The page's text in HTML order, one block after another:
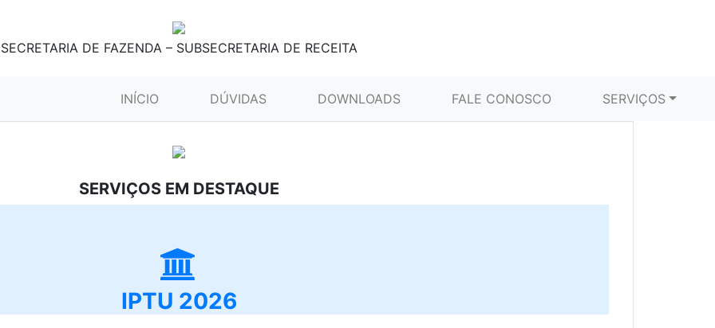
SECRETARIA DE FAZENDA – SUBSECRETARIA DE RECEITA
INÍCIO (CURRENT)DÚVIDAS DOWNLOADS FALE CONOSCO SERVIÇOS
SERVIÇOS EM DESTAQUE
IPTU 2026